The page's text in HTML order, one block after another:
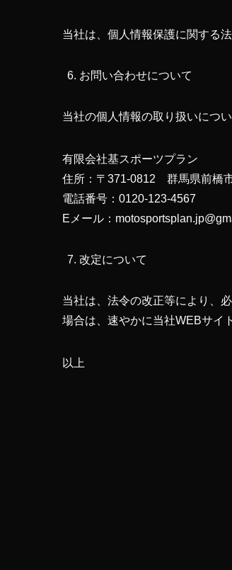
当社は、個人情報保護に関する
お問い合わせについて
当社の個人情報の取り扱いにつ
有限会社基スポーツプラン
住所：〒371-0812 群馬県前橋
電話番号：0120-123-4567
Eメール：
改定について
当社は、法令の改正等により、
場合は、速やかに当社WEBサイ
以上